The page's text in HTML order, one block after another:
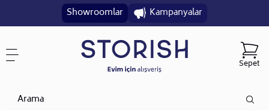
Showroomlar Kampanyalar
Sepet